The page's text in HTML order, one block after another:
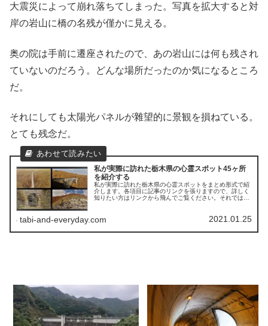
大震災によって崩れ落ちてしまった。写真を拡大すると対
岸の岩山に橋の名残が僅かに見える。
奥の院は手前に遷座されたので、あの岩山には何も残され
ていないのだろう。どんな場所だったのか気になるところ
だ。
それにしても太陽光パネルが雜望的に景観を損ねている。
とても残念だ。
私が実際に訪れた栃木県の心霊スポット45ヶ所
を紹介する
私が実際に訪れた栃木県の心霊スポットをまとめ形式で紹
介します。各項目に記事のリンクを張りますので、詳しく
知りたい方はリンクから飛んでご覧ください。それでは参
tabi-and-everyday.com 2021.01.25